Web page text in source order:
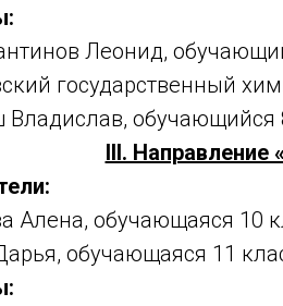
Леонид,
государственный
Владислав,
III. Направление «
Алена, обучающаяся 10
обучающаяся 11